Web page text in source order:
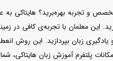
تجربه بهره‌برید؟ هایتاکی به
این معلمان با تجربه‌ی کافی در
زبان بپردازید. این روش
پلتفرم آموزش زبان هایتاکی، شما